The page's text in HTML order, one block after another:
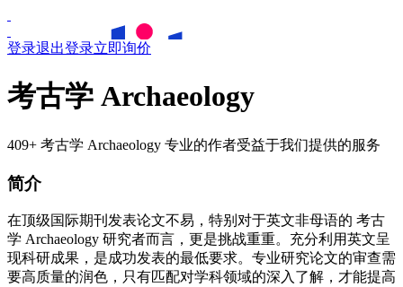
登录退出登录立即询价
考古学 Archaeology
409+ 考古学 Archaeology 专业的作者受益于我们提供的服务
简介
在顶级国际期刊发表论文不易，特别对于英文非母语的 考古
学 Archaeology 研究者而言，更是挑战重重。充分利用英文呈
现科研成果，是成功发表的最低要求。专业研究论文的审查需
要高质量的润色，只有匹配对学科领域的深入了解，才能提高